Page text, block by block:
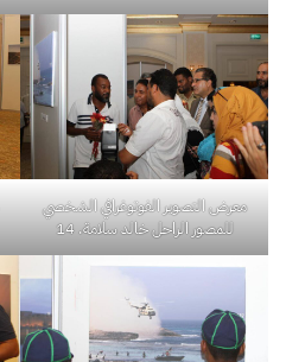
معرض التصوير الفوتوغرافي الشخصي
للمصور الراحل خالد سلامة. 14